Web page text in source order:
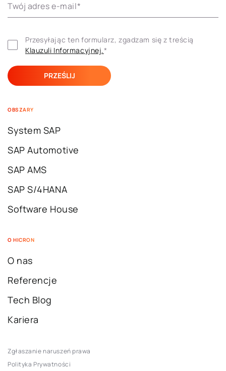
Twój adres e-mail*
Klauzuli ​​Informacyjnej.*
OBSZARY
System SAP
SAP Automotive
SAP AMS
SAP S/4HANA
Software House
O HICRON
O nas
Referencje
Tech Blog
Kariera
Zgłaszanie naruszeń prawa
Polityka Prywatności